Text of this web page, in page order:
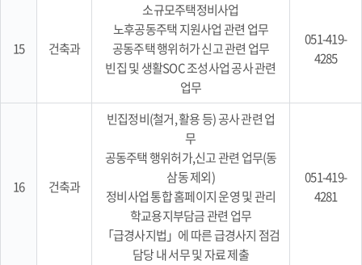
15 건축과
소규모주택정비사업
노후공동주택 지원사업 관련 업무
공동주택 행위허가 신고 관련 업무
빈집 및 생활SOC 조성사업 공사 관련
업무
051-419-
4285
16 건축과
빈집정비(철거, 활용 등) 공사 관련 업
무
공동주택 행위허가,신고 관련 업무(동
삼동 제외)
정비사업 통합 홈페이지 운영 및 관리
학교용지부담금 관련 업무
「급경사지법」에 따른 급경사지 점검
담당 내 서무 및 자료 제출
051-419-
4281